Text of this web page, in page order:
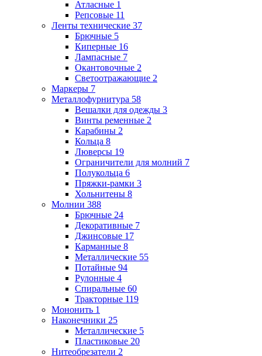
Атласные 1
Репсовые 11
Ленты технические 37
Брючные 5
Киперные 16
Лампасные 7
Окантовочные 2
Светоотражающие 2
Маркеры 7
Металлофурнитура 58
Вешалки для одежды 3
Винты ременные 2
Карабины 2
Кольца 8
Люверсы 19
Ограничители для молний 7
Полукольца 6
Пряжки-рамки 3
Хольнитены 8
Молнии 388
Брючные 24
Декоративные 7
Джинсовые 17
Карманные 8
Металлические 55
Потайные 94
Рулонные 4
Спиральные 60
Тракторные 119
Мононить 1
Наконечники 25
Металлические 5
Пластиковые 20
Нитеобрезатели 2